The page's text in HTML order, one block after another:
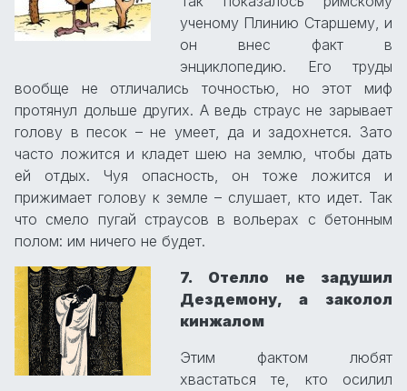
ученому Плинию Старшему, и
он внес факт в
энциклопедию. Его труды
вообще не отличались точностью, но этот миф
протянул дольше других. А ведь страус не зарывает
голову в песок – не умеет, да и задохнется. Зато
часто ложится и кладет шею на землю, чтобы дать
ей отдых. Чуя опасность, он тоже ложится и
прижимает голову к земле – слушает, кто идет. Так
что смело пугай страусов в вольерах с бетонным
полом: им ничего не будет.
7. Отелло не задушил
Дездемону, а заколол
кинжалом
Этим фактом любят
хвастаться те, кто осилил